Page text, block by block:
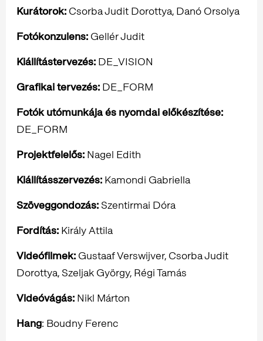
Kurátorok: Csorba Judit Dorottya, Danó Orsolya
Fotókonzulens: Gellér Judit
Kiállítástervezés: DE_VISION
Grafikai tervezés: DE_FORM
Fotók utómunkája és nyomdai előkészítése:
DE_FORM
Projektfelelős: Nagel Edith
Kiállításszervezés: Kamondi Gabriella
Szöveggondozás: Szentirmai Dóra
Fordítás: Király Attila
Videófilmek: Gustaaf Verswijver, Csorba Judit
Dorottya, Szeljak György, Régi Tamás
Videóvágás: Nikl Márton
Hang: Boudny Ferenc